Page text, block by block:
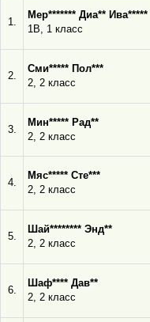
1.
Мер******* Диа** Ива*****
1В, 1 класс
2.
Сми***** Пол***
2, 2 класс
3.
Мин***** Рад**
2, 2 класс
4.
Мяс***** Сте***
2, 2 класс
5.
Шай******** Энд**
2, 2 класс
6.
Шаф**** Дав**
2, 2 класс